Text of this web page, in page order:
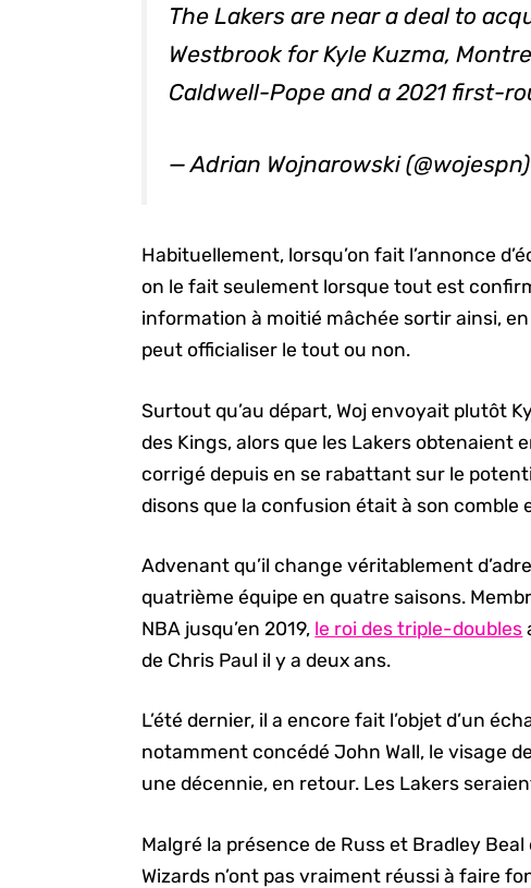
The Lakers are near a deal to
Westbrook for Kyle Kuzma,
Caldwell-Pope and a 2021 first-
— Adrian Wojnarowski
Habituellement, lorsqu’on fait l’annonce
on le fait seulement lorsque tout est
information à moitié mâchée sortir ainsi,
peut officialiser le tout ou non.
Surtout qu’au départ, Woj envoyait plutôt
des Kings, alors que les Lakers obtenaient
corrigé depuis en se rabattant sur le
disons que la confusion était à son comble
Advenant qu’il change véritablement
quatrième équipe en quatre saisons.
NBA jusqu’en 2019, le roi des triple-doubles
de Chris Paul il y a deux ans.
L’été dernier, il a encore fait l’objet d’un
notamment concédé John Wall, le visage
une décennie, en retour. Les Lakers
Malgré la présence de Russ et Bradley
Wizards n’ont pas vraiment réussi à faire